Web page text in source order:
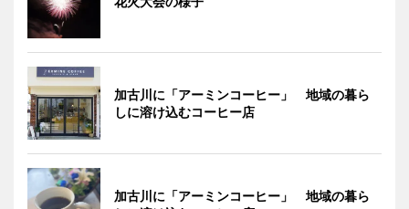
加古川に「アーミンコーヒー」 地域の暮ら
しに溶け込むコーヒー店
加古川に「アーミンコーヒー」 地域の暮ら